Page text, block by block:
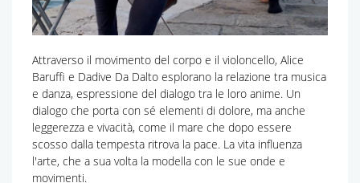
Attraverso il movimento del corpo e il violoncello, Alice
Baruffi e Dadive Da Dalto esplorano la relazione tra musica
e danza, espressione del dialogo tra le loro anime. Un
dialogo che porta con sé elementi di dolore, ma anche
leggerezza e vivacità, come il mare che dopo essere
scosso dalla tempesta ritrova la pace. La vita influenza
l'arte, che a sua volta la modella con le sue onde e
movimenti.